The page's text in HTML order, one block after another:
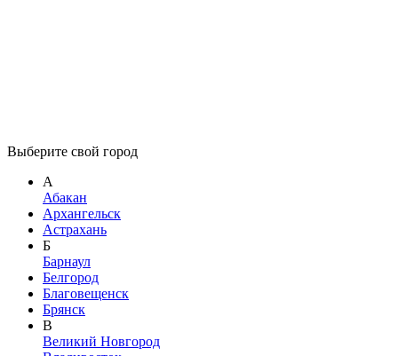
Выберите свой город
А
Абакан
Архангельск
Астрахань
Б
Барнаул
Белгород
Благовещенск
Брянск
В
Великий Новгород